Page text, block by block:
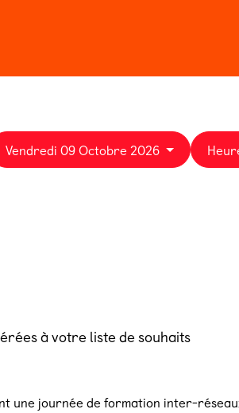
Vendredi 09 Octobre 2026
à votre liste de souhaits
une journée de formation inter-